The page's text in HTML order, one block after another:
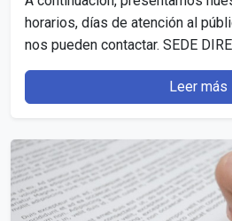
horarios, días de atención al
nos pueden contactar. SEDE
DÍAS…
Leer más